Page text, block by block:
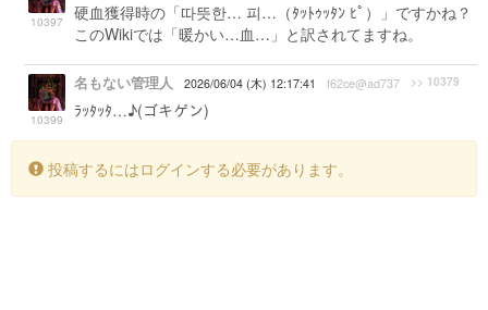
10397
硬血獲得時の「따뜻한… 피…（ﾀｯﾄｩｯﾀﾝ ﾋﾟ）」ですかね？
このWikiでは「暖かい…血…」と訳されてますね。
10399
名もない管理人 2026/06/04 (木) 12:17:41 f62ce@ad737 >> 10379
ﾗｯﾀｯﾀ…♪(ゴキゲン)
投稿するにはログインする必要があります。